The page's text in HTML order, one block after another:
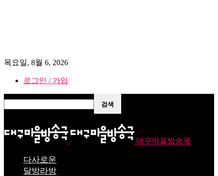
목요일, 8월 6, 2026
로그인 / 가입
대구마을방송국
다사로운
달방라방